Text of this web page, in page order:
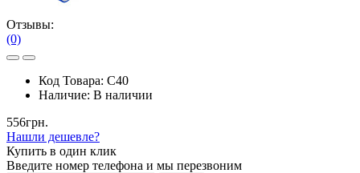
Отзывы:
(0)
Код Товара: C40
Наличие: В наличии
556грн.
Нашли дешевле?
Купить в один клик
Введите номер телефона и мы перезвоним